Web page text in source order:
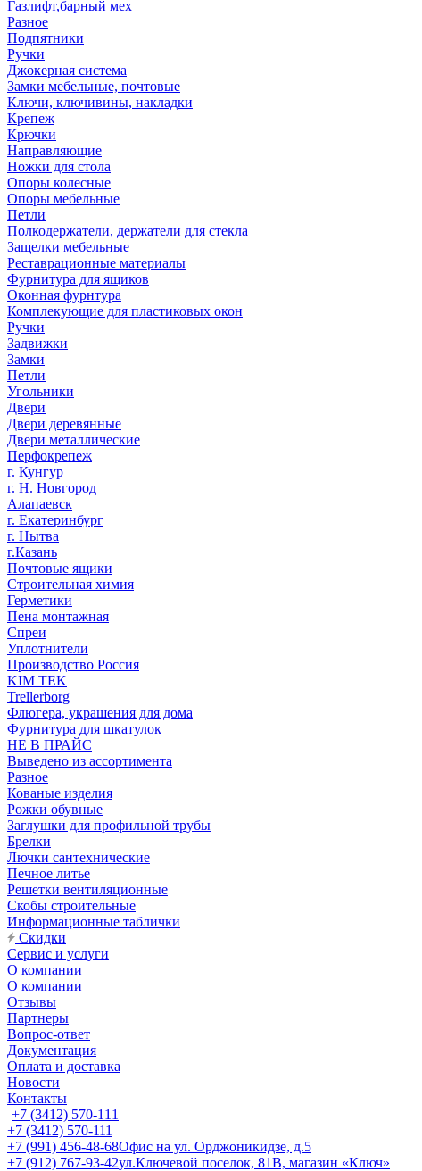
Газлифт,барный мех
Разное
Подпятники
Ручки
Джокерная система
Замки мебельные, почтовые
Ключи, ключивины, накладки
Крепеж
Крючки
Направляющие
Ножки для стола
Опоры колесные
Опоры мебельные
Петли
Полкодержатели, держатели для стекла
Защелки мебельные
Реставрационные материалы
Фурнитура для ящиков
Оконная фурнтура
Комплекующие для пластиковых окон
Ручки
Задвижки
Замки
Петли
Угольники
Двери
Двери деревянные
Двери металлические
Перфокрепеж
г. Кунгур
г. Н. Новгород
Алапаевск
г. Екатеринбург
г. Нытва
г.Казань
Почтовые ящики
Строительная химия
Герметики
Пена монтажная
Спреи
Уплотнители
Производство Россия
KIM TEK
Trellerborg
Флюгера, украшения для дома
Фурнитура для шкатулок
НЕ В ПРАЙС
Выведено из ассортимента
Разное
Кованые изделия
Рожки обувные
Заглушки для профильной трубы
Брелки
Лючки сантехнические
Печное литье
Решетки вентиляционные
Скобы строительные
Информационные таблички
Скидки
Сервис и услуги
О компании
О компании
Отзывы
Партнеры
Вопрос-ответ
Документация
Оплата и доставка
Новости
Контакты
+7 (3412) 570-111
+7 (3412) 570-111
+7 (991) 456-48-68Офис на ул. Орджоникидзе, д.5
+7 (912) 767-93-42ул.Ключевой поселок, 81В, магазин «Ключ»